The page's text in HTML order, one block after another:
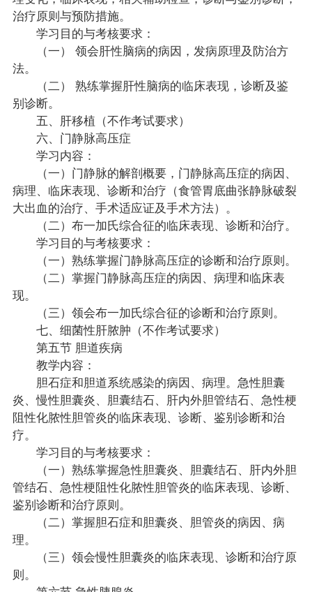
治疗原则与预防措施。
学习目的与考核要求：
（一） 领会肝性脑病的病因，发病原理及防治方
法。
（二） 熟练掌握肝性脑病的临床表现，诊断及鉴
别诊断。
五、肝移植（不作考试要求）
六、门静脉高压症
学习内容：
（一）门静脉的解剖概要，门静脉高压症的病因、
病理、临床表现、诊断和治疗（食管胃底曲张静脉破裂
大出血的治疗、手术适应证及手术方法）。
（二）布一加氏综合征的临床表现、诊断和治疗。
学习目的与考核要求：
（一）熟练掌握门静脉高压症的诊断和治疗原则。
（二）掌握门静脉高压症的病因、病理和临床表
现。
（三）领会布一加氏综合征的诊断和治疗原则。
七、细菌性肝脓肿（不作考试要求）
第五节 胆道疾病
教学内容：
胆石症和胆道系统感染的病因、病理。急性胆囊
炎、慢性胆囊炎、胆囊结石、肝内外胆管结石、急性梗
阻性化脓性胆管炎的临床表现、诊断、鉴别诊断和治
疗。
学习目的与考核要求：
（一）熟练掌握急性胆囊炎、胆囊结石、肝内外胆
管结石、急性梗阻性化脓性胆管炎的临床表现、诊断、
鉴别诊断和治疗原则。
（二）掌握胆石症和胆囊炎、胆管炎的病因、病
理。
（三）领会慢性胆囊炎的临床表现、诊断和治疗原
则。